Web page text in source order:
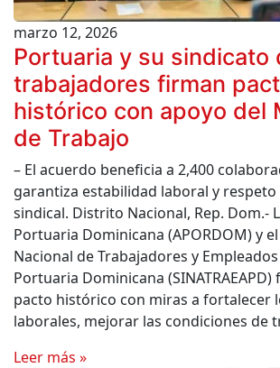
marzo 12, 2026
Portuaria y su sindicato
trabajadores firman
histórico con apoyo del
de Trabajo
– El acuerdo beneficia a 2,400
garantiza estabilidad laboral y
sindical. Distrito Nacional, Rep. Dom.-
Portuaria Dominicana (APORDOM) y
Nacional de Trabajadores y
Portuaria Dominicana
pacto histórico con miras a fortalecer
laborales, mejorar las condiciones de
Leer más »